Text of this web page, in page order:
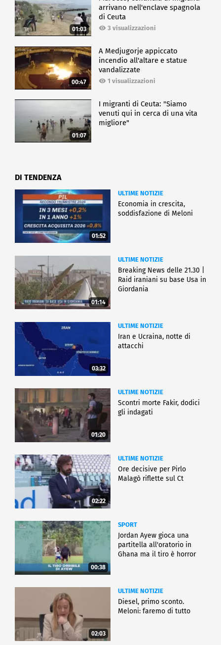
01:03
arrivano nell'enclave spagnola
di Ceuta
3 visualizzazioni
00:47
A Medjugorje appiccato
incendio all'altare e statue
vandalizzate
1 visualizzazioni
01:07
I migranti di Ceuta: "Siamo
venuti qui in cerca di una vita
migliore"
DI TENDENZA
01:52
ULTIME NOTIZIE
Economia in crescita,
soddisfazione di Meloni
01:14
ULTIME NOTIZIE
Breaking News delle 21.30 |
Raid iraniani su base Usa in
Giordania
03:32
ULTIME NOTIZIE
Iran e Ucraina, notte di
attacchi
01:20
ULTIME NOTIZIE
Scontri morte Fakir, dodici
gli indagati
02:22
ULTIME NOTIZIE
Ore decisive per Pirlo
Malagò riflette sul Ct
00:38
SPORT
Jordan Ayew gioca una
partitella all'oratorio in
Ghana ma il tiro è horror
02:03
ULTIME NOTIZIE
Diesel, primo sconto.
Meloni: faremo di tutto